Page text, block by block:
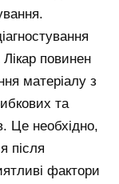
повинен
матеріалу з
та
Це необхідно,
після
фактори